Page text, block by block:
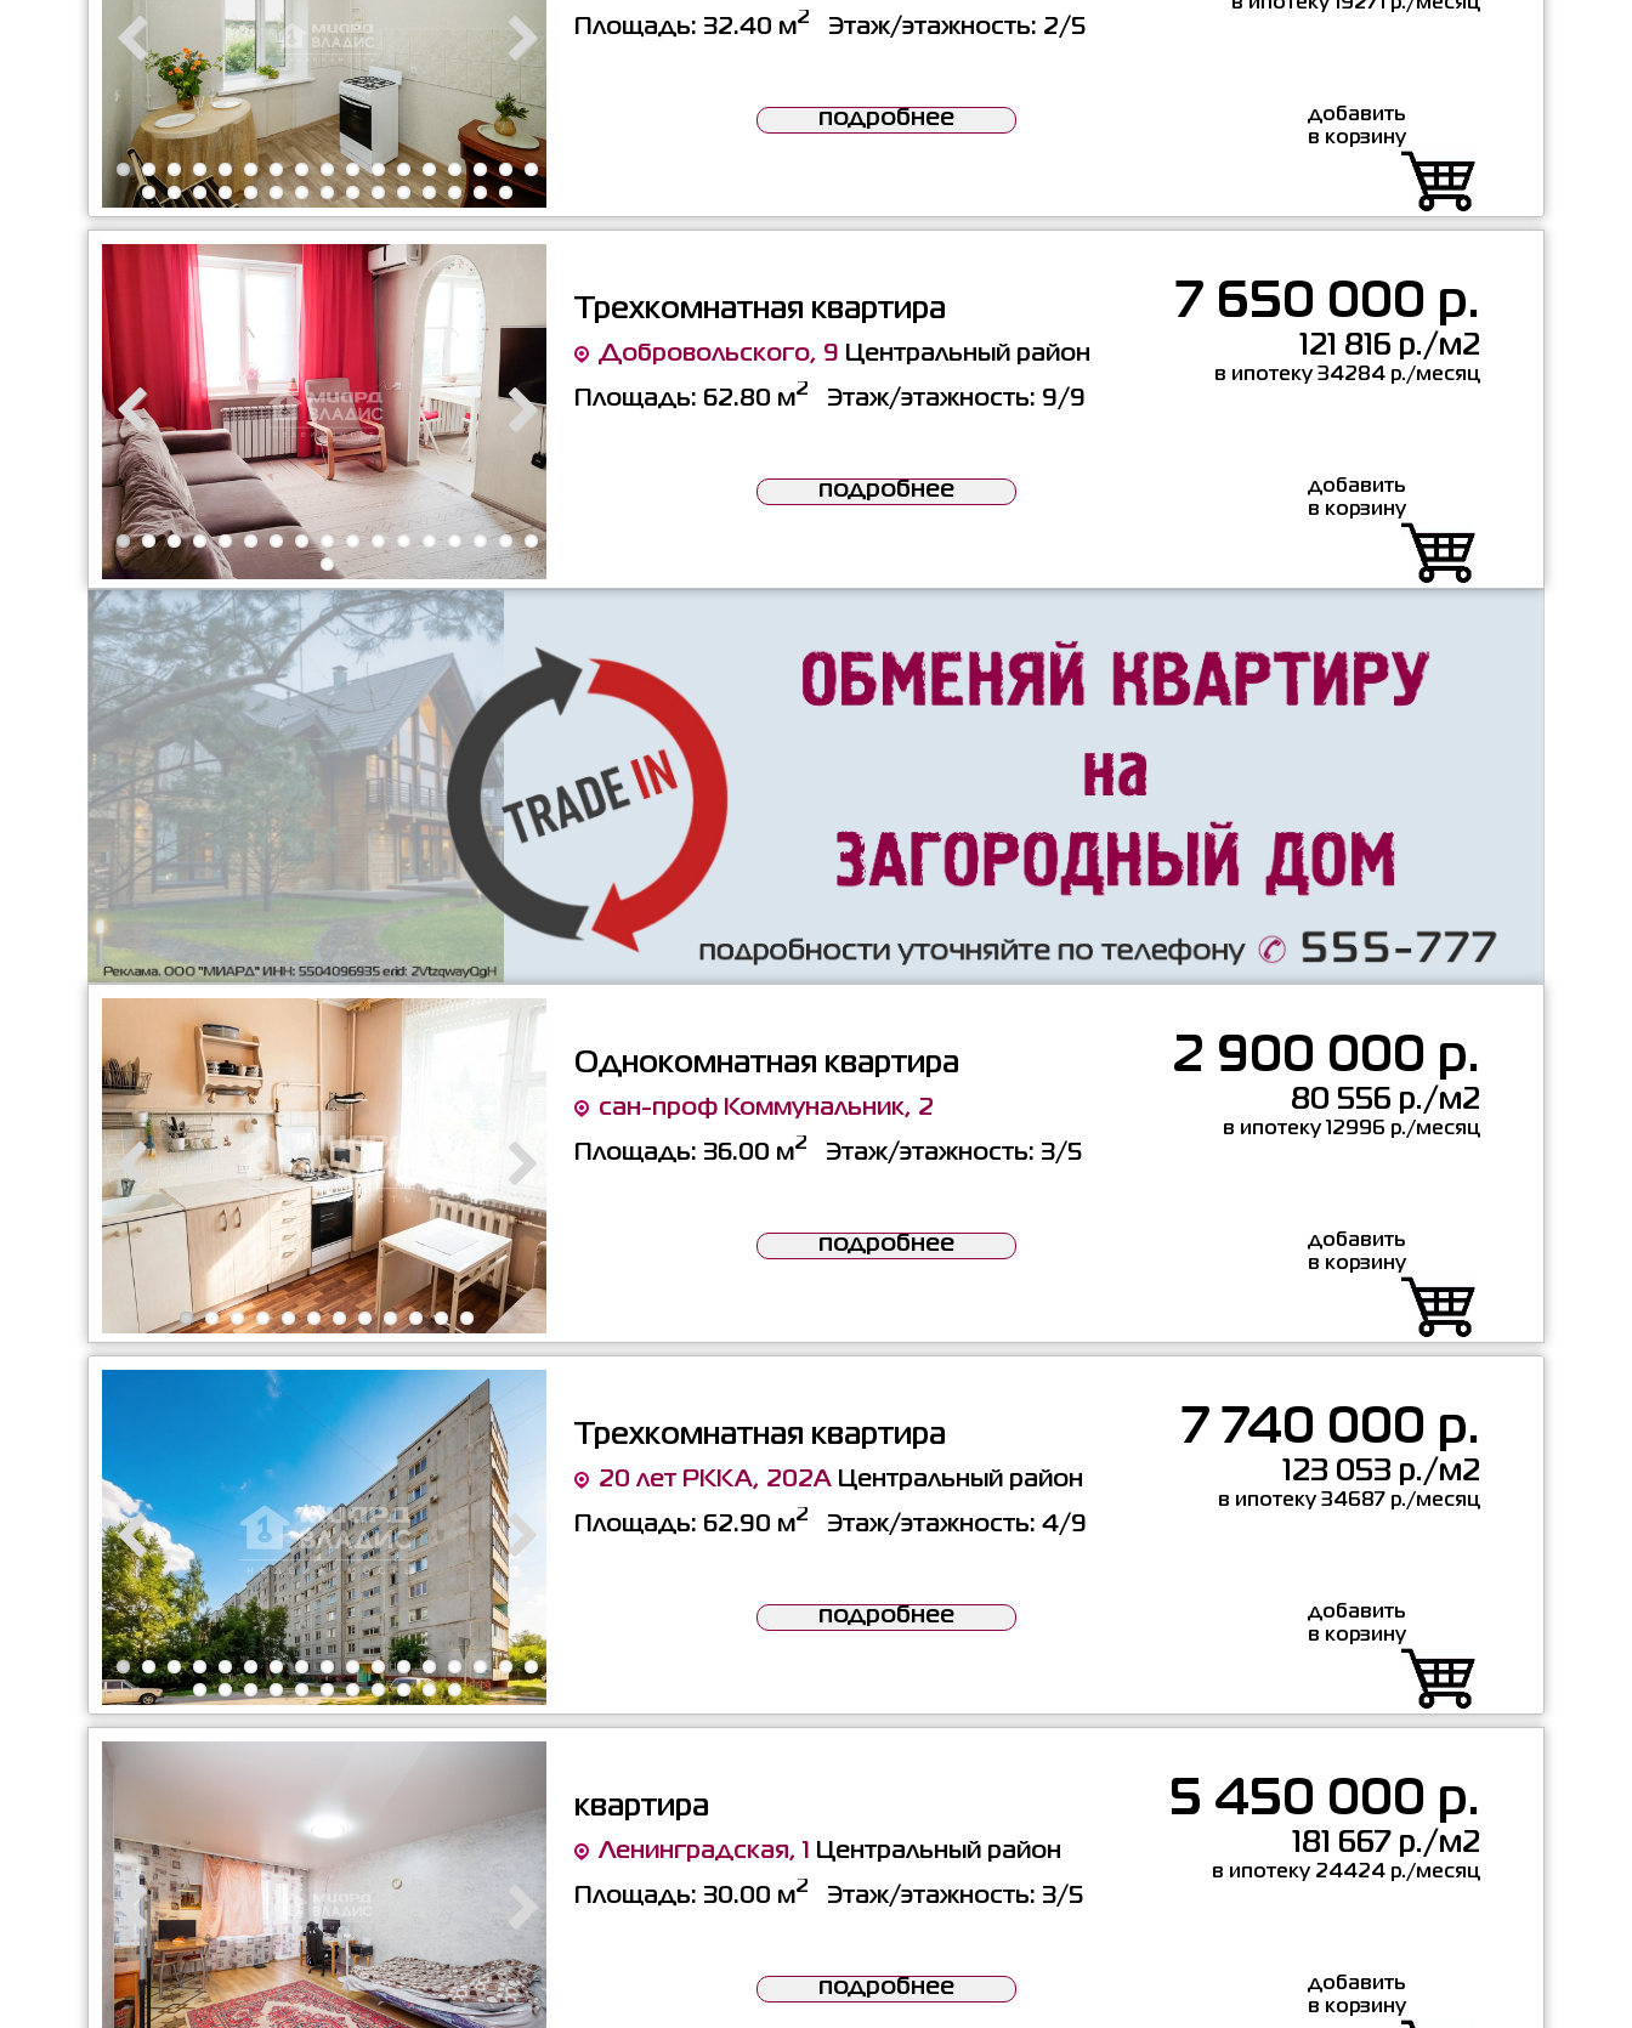
Площадь: 32.40 м2 Этаж/этажность: 2/5
подробнее
добавить
в корзину
7 650 000 р.
121 816 р./м2
в ипотеку 34284 р./месяц
Трехкомнатная квартира
Добровольского, 9 Центральный район
Площадь: 62.80 м2 Этаж/этажность: 9/9
подробнее
добавить
в корзину
2 900 000 р.
80 556 р./м2
в ипотеку 12996 р./месяц
Однокомнатная квартира
сан-проф Коммунальник, 2
Площадь: 36.00 м2 Этаж/этажность: 3/5
подробнее
добавить
в корзину
7 740 000 р.
123 053 р./м2
в ипотеку 34687 р./месяц
Трехкомнатная квартира
20 лет РККА, 202А Центральный район
Площадь: 62.90 м2 Этаж/этажность: 4/9
подробнее
добавить
в корзину
5 450 000 р.
181 667 р./м2
в ипотеку 24424 р./месяц
квартира
Ленинградская, 1 Центральный район
Площадь: 30.00 м2 Этаж/этажность: 3/5
подробнее
добавить
в корзину